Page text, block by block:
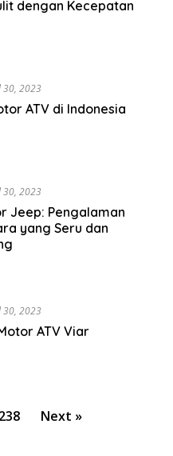
dengan Kecepatan
30, 2023
ATV di Indonesia
30, 2023
Jeep: Pengalaman
yang Seru dan
30, 2023
ATV Viar
238 Next »